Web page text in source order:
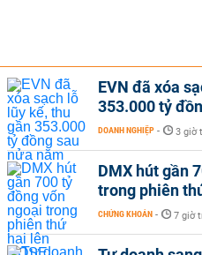
EVN đã xóa
353.000 tỷ
DOANH NGHIỆP - 3 giờ
DMX hút gần
trong phiên
CHỨNG KHOÁN - 7 giờ